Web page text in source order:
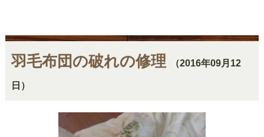
羽毛布団の破れの修理 （2016年09月12
日）